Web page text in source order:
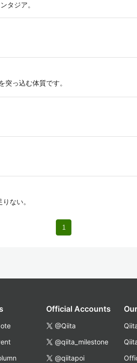
タジア。
突っ込む体質です。
ない。
1
Official Accounts
@Qiita
@qiita_milestone
@qiitapoi